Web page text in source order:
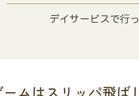
デイサービスで行